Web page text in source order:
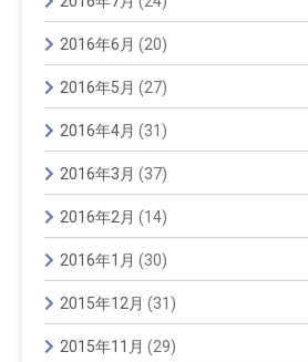
2016年6月 (20)
2016年5月 (27)
2016年4月 (31)
2016年3月 (37)
2016年2月 (14)
2016年1月 (30)
2015年12月 (31)
2015年11月 (29)